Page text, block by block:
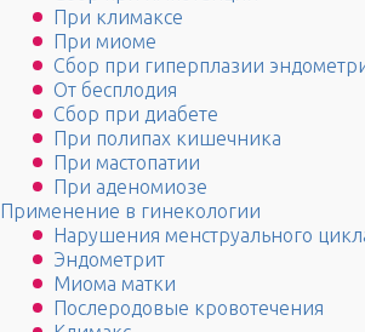
При климаксе
При миоме
Сбор при гиперплазии
От бесплодия
Сбор при диабете
При полипах кишечника
При мастопатии
При аденомиозе
Применение в гинекологии
Нарушения менструального
Эндометрит
Миома матки
Послеродовые кровотечения